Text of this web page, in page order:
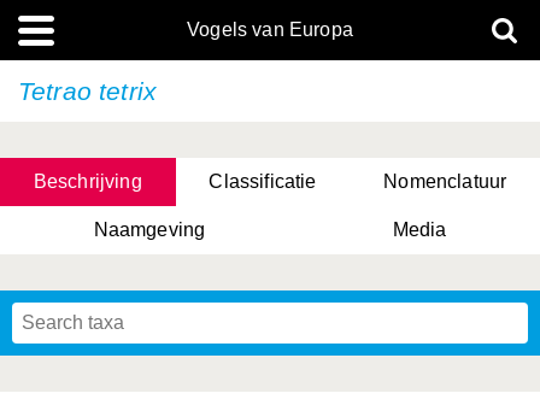
Vogels van Europa
Tetrao tetrix
Beschrijving Classificatie Nomenclatuur
Naamgeving Media